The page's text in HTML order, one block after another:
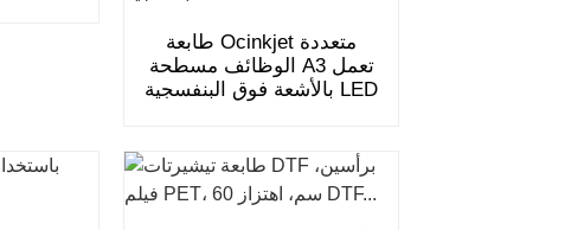
طابعة Ocinkjet متعددة
الوظائف مسطحة A3 تعمل
بالأشعة فوق البنفسجية LED